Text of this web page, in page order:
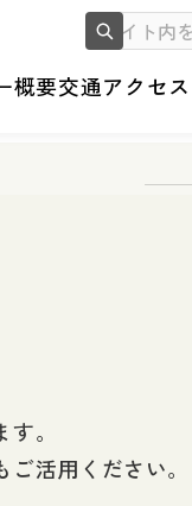
概要交通アクセス
。
活用ください。